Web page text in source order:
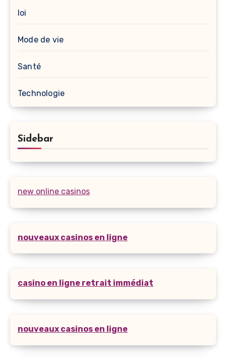
loi
Mode de vie
Santé
Technologie
Sidebar
new online casinos
nouveaux casinos en ligne
casino en ligne retrait immédiat
nouveaux casinos en ligne